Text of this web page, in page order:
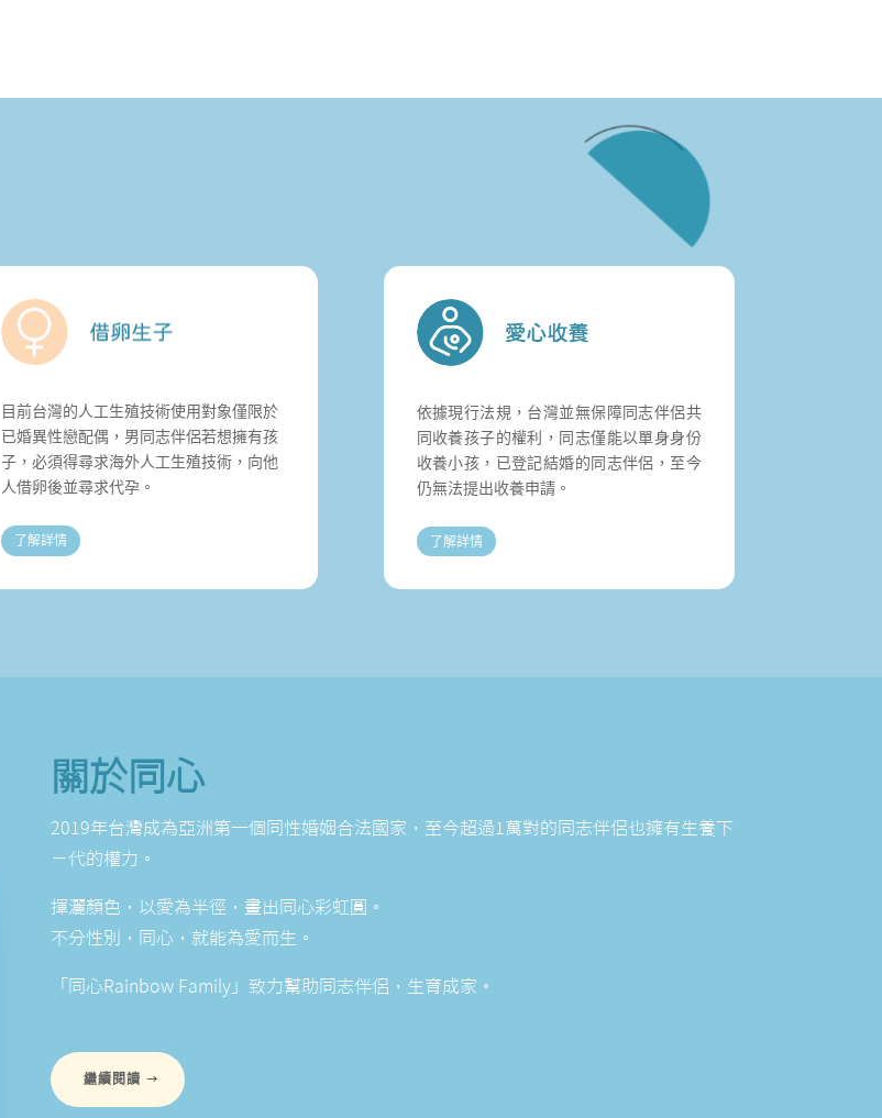
目前台灣的人工生殖技術使用對象僅限於
已婚異性戀配偶，男同志伴侶若想擁有孩
子，必須得尋求海外人工生殖技術，向他
人借卵後並尋求代孕。
了解詳情
依據現行法規， 台灣並無保障同志伴侶共
同收養孩子的權利，同志僅能以單身身份
收養小孩，已登記結婚的同志伴侶，至今
仍無法提出收養申請。
了解詳情
關於同心
2019年台灣成為亞洲第一個同性婚姻合法國家，至今超過1萬對的同志伴侶也擁有生養下
ㄧ代的權力。
揮灑顏色，以愛為半徑，畫出同心彩虹圓。
不分性別，同心，就能為愛而生。
「同心Rainbow Family」致力幫助同志伴侶，生育成家。
繼續閱讀